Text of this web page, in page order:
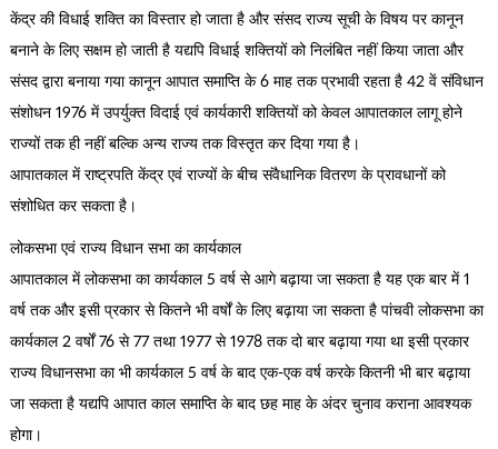
केंद्र की विधाई शक्ति का विस्तार हो जाता है और संसद राज्य सूची के विषय पर कानून
बनाने के लिए सक्षम हो जाती है यद्यपि विधाई शक्तियों को निलंबित नहीं किया जाता और
संसद द्वारा बनाया गया कानून आपात समाप्ति के 6 माह तक प्रभावी रहता है 42 वें संविधान
संशोधन 1976 में उपर्युक्त विदाई एवं कार्यकारी शक्तियों को केवल आपातकाल लागू होने
राज्यों तक ही नहीं बल्कि अन्य राज्य तक विस्तृत कर दिया गया है।
आपातकाल में राष्ट्रपति केंद्र एवं राज्यों के बीच संवैधानिक वितरण के प्रावधानों को
संशोधित कर सकता है।
लोकसभा एवं राज्य विधान सभा का कार्यकाल
आपातकाल में लोकसभा का कार्यकाल 5 वर्ष से आगे बढ़ाया जा सकता है यह एक बार में 1
वर्ष तक और इसी प्रकार से कितने भी वर्षों के लिए बढ़ाया जा सकता है पांचवी लोकसभा का
कार्यकाल 2 वर्षों 76 से 77 तथा 1977 से 1978 तक दो बार बढ़ाया गया था इसी प्रकार
राज्य विधानसभा का भी कार्यकाल 5 वर्ष के बाद एक-एक वर्ष करके कितनी भी बार बढ़ाया
जा सकता है यद्यपि आपात काल समाप्ति के बाद छह माह के अंदर चुनाव कराना आवश्यक
होगा।